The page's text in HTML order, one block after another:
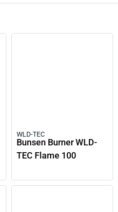
WLD-TEC
Bunsen Burner WLD-
TEC Flame 100